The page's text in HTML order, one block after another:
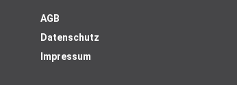
AGB
Datenschutz
Impressum